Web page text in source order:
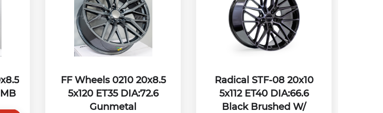
FF Wheels 0210 20x8.5
5x120 ET35 DIA:72.6
Gunmetal
Radical STF-08 20x10
5x112 ET40 DIA:66.6
Black Brushed W/